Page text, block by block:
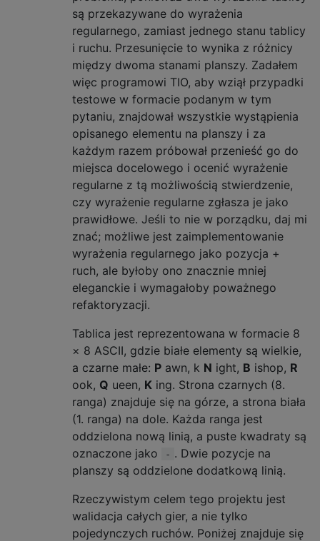
są przekazywane do wyrażenia
regularnego, zamiast jednego stanu tablicy
i ruchu. Przesunięcie to wynika z różnicy
między dwoma stanami planszy. Zadałem
więc programowi TIO, aby wziął przypadki
testowe w formacie podanym w tym
pytaniu, znajdował wszystkie wystąpienia
opisanego elementu na planszy i za
każdym razem próbował przenieść go do
miejsca docelowego i ocenić wyrażenie
regularne z tą możliwością stwierdzenie,
czy wyrażenie regularne zgłasza je jako
prawidłowe. Jeśli to nie w porządku, daj mi
znać; możliwe jest zaimplementowanie
wyrażenia regularnego jako pozycja +
ruch, ale byłoby ono znacznie mniej
eleganckie i wymagałoby poważnego
refaktoryzacji.
Tablica jest reprezentowana w formacie 8
× 8 ASCII, gdzie białe elementy są wielkie,
a czarne małe: P awn, k N ight, B ishop, R
ook, Q ueen, K ing. Strona czarnych (8.
ranga) znajduje się na górze, a strona biała
(1. ranga) na dole. Każda ranga jest
oddzielona nową linią, a puste kwadraty są
oznaczone jako
- . Dwie pozycje na
planszy są oddzielone dodatkową linią.
Rzeczywistym celem tego projektu jest
walidacja całych gier, a nie tylko
pojedynczych ruchów. Poniżej znajduje się